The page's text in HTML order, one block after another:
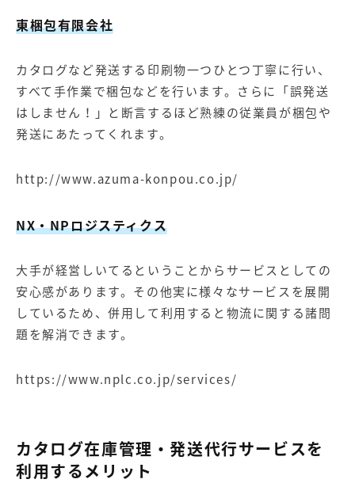
東梱包有限会社
カタログなど発送する印刷物一つひとつ丁寧に行い、
すべて手作業で梱包などを行います。さらに「誤発送
はしません！」と断言するほど熟練の従業員が梱包や
発送にあたってくれます。
http://www.azuma-konpou.co.jp/
NX・NPロジスティクス
大手が経営しいてるということからサービスとしての
安心感があります。その他実に様々なサービスを展開
しているため、併用して利用すると物流に関する諸問
題を解消できます。
https://www.nplc.co.jp/services/
カタログ在庫管理・発送代行サービスを
利用するメリット